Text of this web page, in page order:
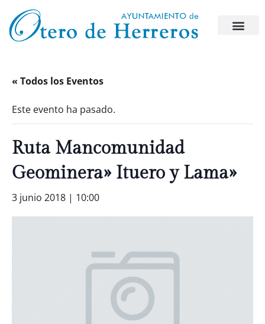
« Todos los Eventos
Este evento ha pasado.
Ruta Mancomunidad
Geominera» Ituero y Lama»
3 junio 2018 | 10:00